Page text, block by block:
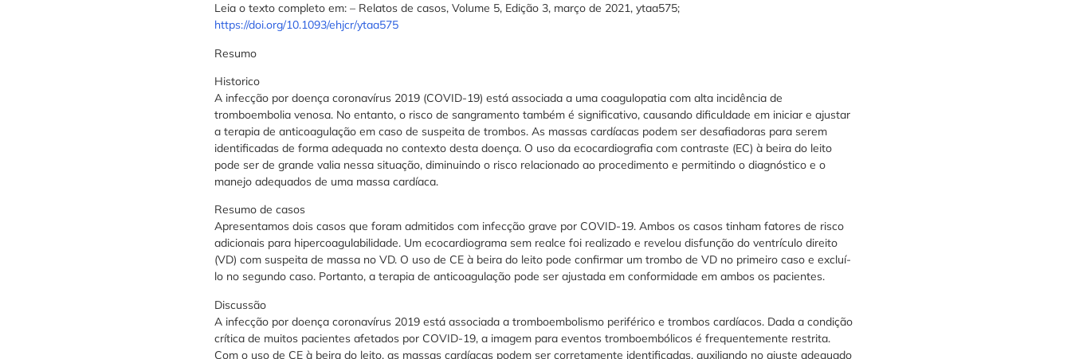
Leia o texto completo em: – Relatos de casos, Volume 5, Edição 3, março de 2021, ytaa575;
https://doi.org/10.1093/ehjcr/ytaa575
Resumo
Historico
A infecção por doença coronavírus 2019 (COVID-19) está associada a uma coagulopatia com alta incidência de
tromboembolia venosa. No entanto, o risco de sangramento também é significativo, causando dificuldade em iniciar e ajustar
a terapia de anticoagulação em caso de suspeita de trombos. As massas cardíacas podem ser desafiadoras para serem
identificadas de forma adequada no contexto desta doença. O uso da ecocardiografia com contraste (EC) à beira do leito
pode ser de grande valia nessa situação, diminuindo o risco relacionado ao procedimento e permitindo o diagnóstico e o
manejo adequados de uma massa cardíaca.
Resumo de casos
Apresentamos dois casos que foram admitidos com infecção grave por COVID-19. Ambos os casos tinham fatores de risco
adicionais para hipercoagulabilidade. Um ecocardiograma sem realce foi realizado e revelou disfunção do ventrículo direito
(VD) com suspeita de massa no VD. O uso de CE à beira do leito pode confirmar um trombo de VD no primeiro caso e excluí-
lo no segundo caso. Portanto, a terapia de anticoagulação pode ser ajustada em conformidade em ambos os pacientes.
Discussão
A infecção por doença coronavírus 2019 está associada a tromboembolismo periférico e trombos cardíacos. Dada a condição
crítica de muitos pacientes afetados por COVID-19, a imagem para eventos tromboembólicos é frequentemente restrita.
Com o uso de CE à beira do leito, as massas cardíacas podem ser corretamente identificadas, auxiliando no ajuste adequado